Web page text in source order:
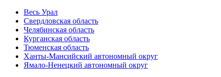
Весь Урал
Свердловская область
Челябинская область
Курганская область
Тюменская область
Ханты-Мансийский автономный округ
Ямало-Ненецкий автономный округ